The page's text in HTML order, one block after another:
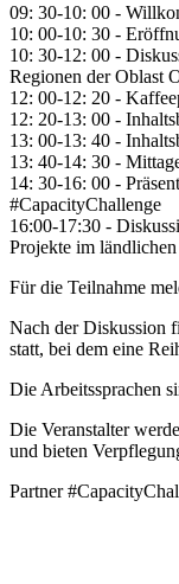
09: 30-10: 00 -
10: 00-10: 30 -
10: 30-12: 00 -
Regionen der Oblast
12: 00-12: 20 -
12: 20-13: 00 -
13: 00-13: 40 -
13: 40-14: 30 -
14: 30-16: 00 -
#CapacityChallenge
16:00-17:30 -
Projekte im
Für die Teilnahme
Nach der Diskussion
statt, bei dem eine
Die Arbeitssprachen
Die Veranstalter
und bieten
Partner